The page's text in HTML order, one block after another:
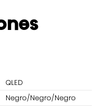
QLED
Negro/Negro/Negro